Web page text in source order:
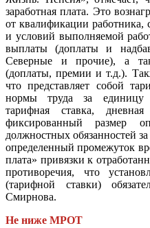
заработная плата. Это
от квалификации работника,
и условий выполняемой
выплаты (доплаты и
Северные и прочие), а
(доплаты, премии и т.д.).
что представляет собой
нормы труда за единицу
тарифная ставка,
фиксированный размер
должностных обязанностей
определенный промежуток
плата» привязки к
противоречия, что
(тарифной ставки)
Смирнова.
Не ниже МРОТ